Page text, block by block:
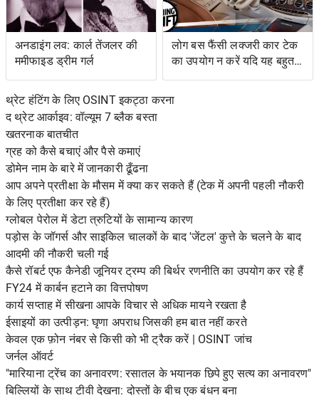
अनडाइंग लव: कार्ल तेंजलर की
ममीफाइड ड्रीम गर्ल
लोग बस फैंसी लक्जरी कार टेक
का उपयोग न करें यदि यह बहुत
जटिल है
थ्रेट हंटिंग के लिए OSINT इकट्ठा करना
द थ्रेट आर्काइव: वॉल्यूम 7 ब्लैक बस्ता
खतरनाक बातचीत
ग्रह को कैसे बचाएं और पैसे कमाएं
डोमेन नाम के बारे में जानकारी ढूँढना
आप अपने प्रतीक्षा के मौसम में क्या कर सकते हैं (टेक में अपनी पहली नौकरी
के लिए प्रतीक्षा कर रहे हैं)
ग्लोबल पेरोल में डेटा त्रुटियों के सामान्य कारण
पड़ोस के जॉगर्स और साइकिल चालकों के बाद 'जेंटल' कुत्ते के चलने के बाद
आदमी की नौकरी चली गई
कैसे रॉबर्ट एफ कैनेडी जूनियर ट्रम्प की बिर्थर रणनीति का उपयोग कर रहे हैं
FY24 में कार्बन हटाने का वित्तपोषण
कार्य सप्ताह में सीखना आपके विचार से अधिक मायने रखता है
ईसाइयों का उत्पीड़न: घृणा अपराध जिसकी हम बात नहीं करते
केवल एक फ़ोन नंबर से किसी को भी ट्रैक करें | OSINT जांच
जर्नल ऑवर्ट
"मारियाना ट्रेंच का अनावरण: रसातल के भयानक छिपे हुए सत्य का अनावरण"
बिल्लियों के साथ टीवी देखना: दोस्तों के बीच एक बंधन बना